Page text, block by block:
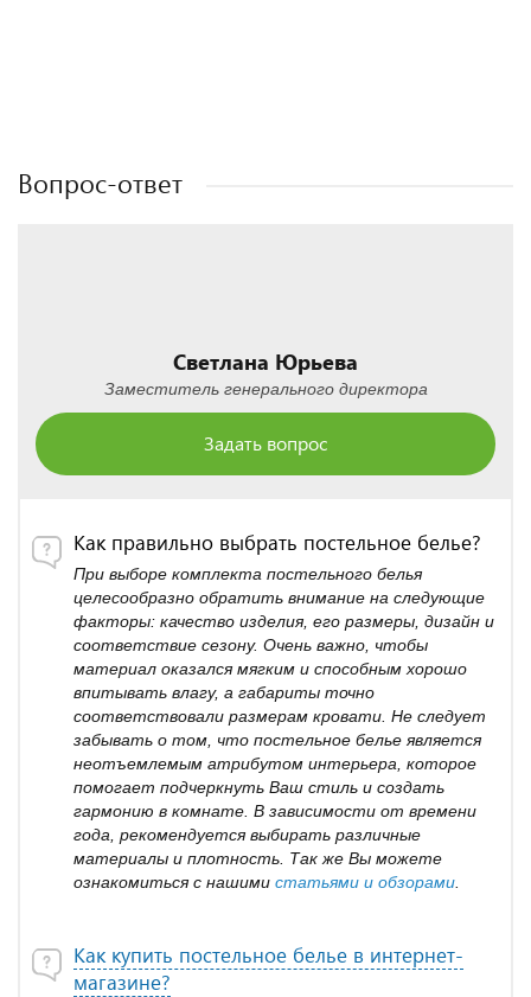
Вопрос-ответ
Светлана Юрьева
Заместитель генерального директора
Задать вопрос
Как правильно выбрать постельное белье?
При выборе комплекта постельного белья
целесообразно обратить внимание на следующие
факторы: качество изделия, его размеры, дизайн и
соответствие сезону. Очень важно, чтобы
материал оказался мягким и способным хорошо
впитывать влагу, а габариты точно
соответствовали размерам кровати. Не следует
забывать о том, что постельное белье является
неотъемлемым атрибутом интерьера, которое
помогает подчеркнуть Ваш стиль и создать
гармонию в комнате. В зависимости от времени
года, рекомендуется выбирать различные
материалы и плотность. Так же Вы можете
ознакомиться с нашими статьями и обзорами
Как купить постельное белье в интернет-
магазине?